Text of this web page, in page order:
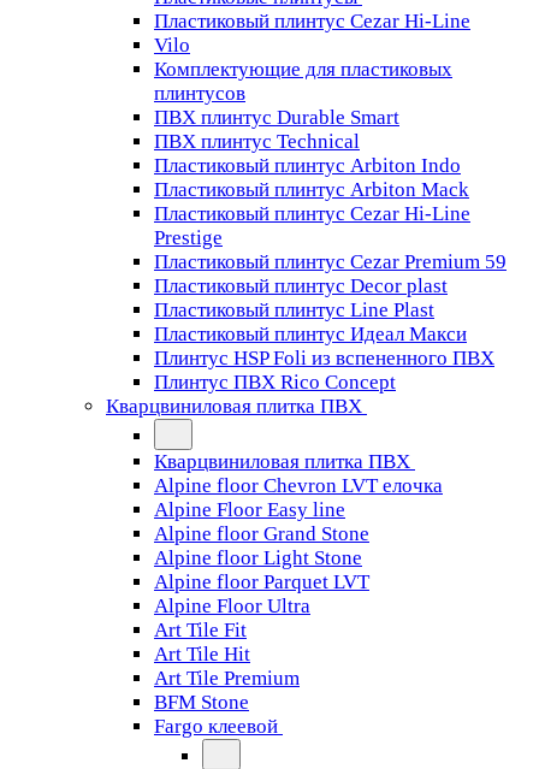
Пластиковый плинтус Cezar Hi-Line
Vilo
Комплектующие для пластиковых
плинтусов
ПВХ плинтус Durable Smart
ПВХ плинтус Technical
Пластиковый плинтус Arbiton Indo
Пластиковый плинтус Arbiton Mack
Пластиковый плинтус Cezar Hi-Line
Prestige
Пластиковый плинтус Cezar Premium 59
Пластиковый плинтус Decor plast
Пластиковый плинтус Line Plast
Пластиковый плинтус Идеал Макси
Плинтус HSP Foli из вспененного ПВХ
Плинтус ПВХ Rico Concept
Кварцвиниловая плитка ПВХ
Кварцвиниловая плитка ПВХ
Alpine floor Chevron LVT елочка
Alpine Floor Easy line
Alpine floor Grand Stone
Alpine floor Light Stone
Alpine floor Parquet LVT
Alpine Floor Ultra
Art Tile Fit
Art Tile Hit
Art Tile Premium
BFM Stone
Fargo клеевой